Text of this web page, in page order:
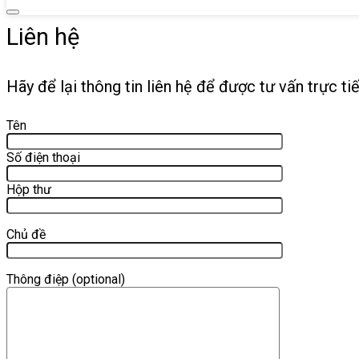
Liên hệ
Hãy để lại thông tin liên hệ để được tư vấn trực
Tên
Số điện thoại
Hộp thư
Chủ đề
Thông điệp (optional)